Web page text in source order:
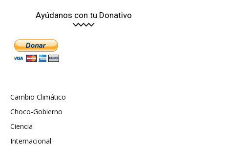
Ayúdanos con tu Donativo
Cambio Climático
Choco-Gobierno
Ciencia
Internacional